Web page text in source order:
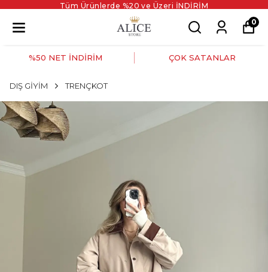
Tüm Ürünlerde %20 ve Üzeri İNDİRİM
0
%50 NET İNDİRİM ÇOK SATANLAR
DIŞ GİYİM TRENÇKOT